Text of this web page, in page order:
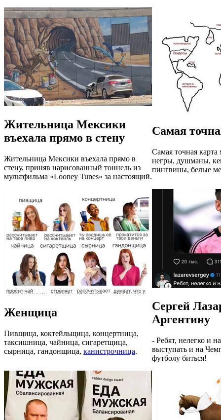
Жительница Мексики
въехала прямо в стену
Жительница Мексики въехала прямо в
стену, приняв нарисованный тоннель из
мультфильма «Looney Tunes» за настоящий.
Самая
Самая точная
негры, душманы,
пингвины, белые
Женщица
Пивщица, коктейльщица, концертница,
таксишница, чайница, сигаретщица,
сырница, гандонщица, канистрочница.
Сергей
Аргентину
- Ребят, нелегко и
выступать и на
футболу биться!